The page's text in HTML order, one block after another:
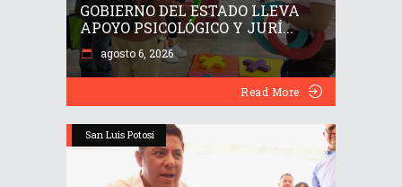
GOBIERNO DEL ESTADO LLEVA
APOYO PSICOLÓGICO Y JURÍ...
agosto 6, 2026
Read More
San Luis Potosí